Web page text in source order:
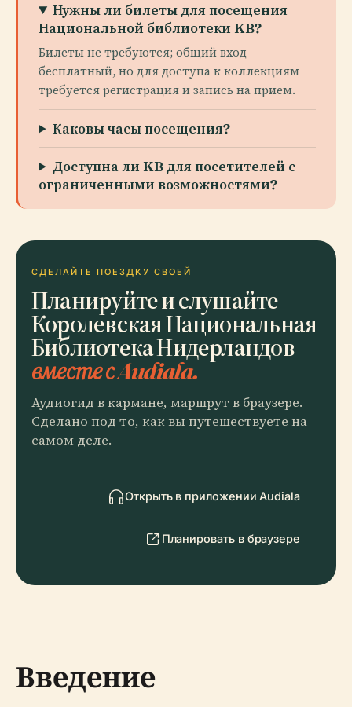
Нужны ли билеты для посещения
Национальной библиотеки KB?
Билеты не требуются; общий вход
бесплатный, но для доступа к коллекциям
требуется регистрация и запись на прием.
Каковы часы посещения?
Доступна ли KB для посетителей с
ограниченными возможностями?
СДЕЛАЙТЕ ПОЕЗДКУ СВОЕЙ
Планируйте и слушайте
Королевская Национальная
Библиотека Нидерландов
вместе с Audiala.
Аудиогид в кармане, маршрут в браузере.
Сделано под то, как вы путешествуете на
самом деле.
Открыть в приложении Audiala
Планировать в браузере
Введение